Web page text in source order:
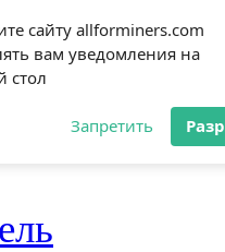
сайту allforminers.com
вам уведомления на
стол
Запретить